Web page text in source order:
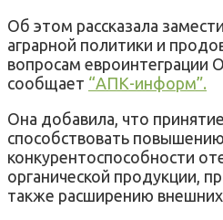
Об этом рассказала
аграрной политики и
вопросам евроинтеграции
сообщает “АПК-информ”.
Она добавила, что
способствовать повышению
конкурентоспособности
органической продукции,
также расширению